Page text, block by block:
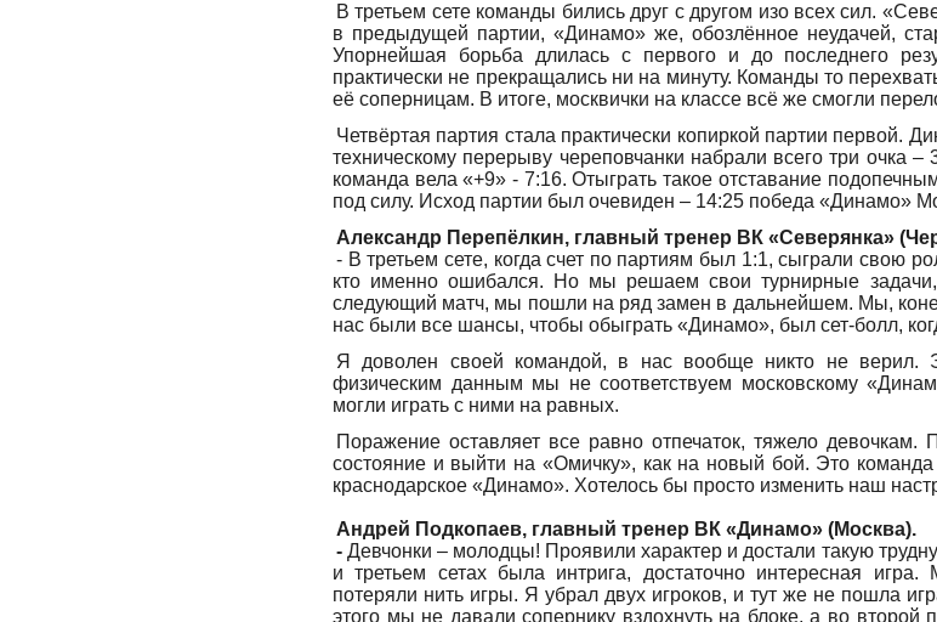
В третьем сете команды бились друг с другом изо всех сил.
в предыдущей партии, «Динамо» же, обозлённое неудачей,
Упорнейшая борьба длилась с первого и до последнего
практически не прекращались ни на минуту. Команды то
её соперницам. В итоге, москвички на классе всё же смогли
Четвёртая партия стала практически копиркой партии первой.
техническому перерыву череповчанки набрали всего три очка –
команда вела «+9» - 7:16. Отыграть такое отставание
под силу. Исход партии был очевиден – 14:25 победа «Динамо»
Александр Перепёлкин, главный тренер ВК «Северянка»
- В третьем сете, когда счет по партиям был 1:1, сыграли свою
кто именно ошибался. Но мы решаем свои турнирные
следующий матч, мы пошли на ряд замен в дальнейшем. Мы,
нас были все шансы, чтобы обыграть «Динамо», был сет-болл,
Я доволен своей командой, в нас вообще никто не
физическим данным мы не соответствуем московскому
могли играть с ними на равных.
Поражение оставляет все равно отпечаток, тяжело девочкам.
состояние и выйти на «Омичку», как на новый бой. Это
краснодарское «Динамо». Хотелось бы просто изменить наш
Андрей Подкопаев, главный тренер ВК «Динамо» (Москва).
-Девчонки – молодцы! Проявили характер и достали такую
и третьем сетах была интрига, достаточно интересная игра.
потеряли нить игры. Я убрал двух игроков, и тут же не пошла
этого мы не давали сопернику вздохнуть на блоке, а во